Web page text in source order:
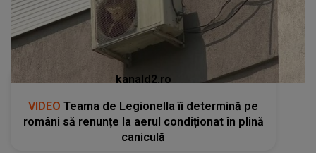
kanald2.ro
VIDEO Teama de Legionella îi determină pe
români să renunțe la aerul condiționat în plină
caniculă